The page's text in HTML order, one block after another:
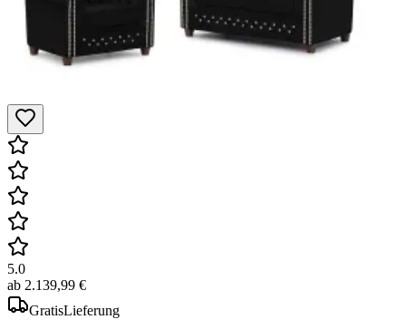
5.0
ab 2.139,99 €
GratisLieferung